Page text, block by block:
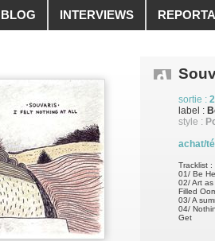
BLOG INTERVIEWS
sortie :
label :
style :
achat/
Tracklist :
01/ Be
02/ Art
Filled
03/ A
04/
Get